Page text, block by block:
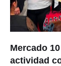
Mercado
actividad